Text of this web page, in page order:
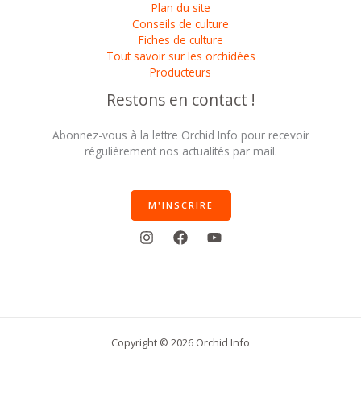
Plan du site
Conseils de culture
Fiches de culture
Tout savoir sur les orchidées
Producteurs
Restons en contact !
Abonnez-vous à la lettre Orchid Info pour recevoir
régulièrement nos actualités par mail.
M'INSCRIRE
Copyright © 2026 Orchid Info